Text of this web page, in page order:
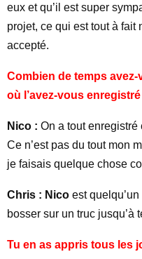
eux et qu’il est super
projet, ce qui est tout à fait
accepté.
Combien de temps
où l’avez-vous enregistré
Nico : On a tout enregistré
Ce n’est pas du tout mon
je faisais quelque chose
Chris : Nico est
bosser sur un truc jusqu’à
Tu en as appris tous les